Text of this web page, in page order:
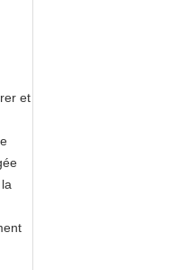
et